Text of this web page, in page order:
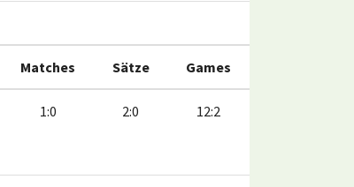
Matches Sätze Games
1:0 2:0 12:2